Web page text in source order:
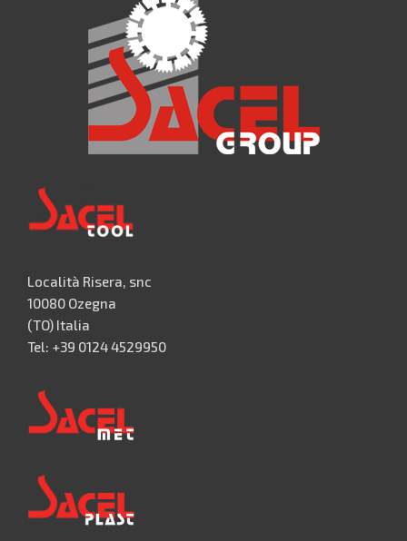
Località Risera, snc
10080 Ozegna
(TO) Italia
Tel: +39 0124 4529950